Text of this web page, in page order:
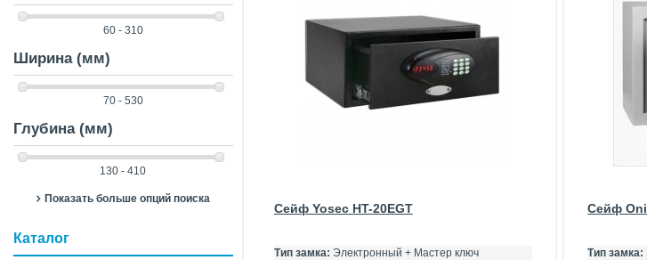
Сейф Yosec HT-20EGT
Тип замка: Электронный + Мастер ключ
Сейф
Тип замка:
60 - 310
Ширина (мм)
70 - 530
Глубина (мм)
130 - 410
Показать больше опций поиска
Каталог